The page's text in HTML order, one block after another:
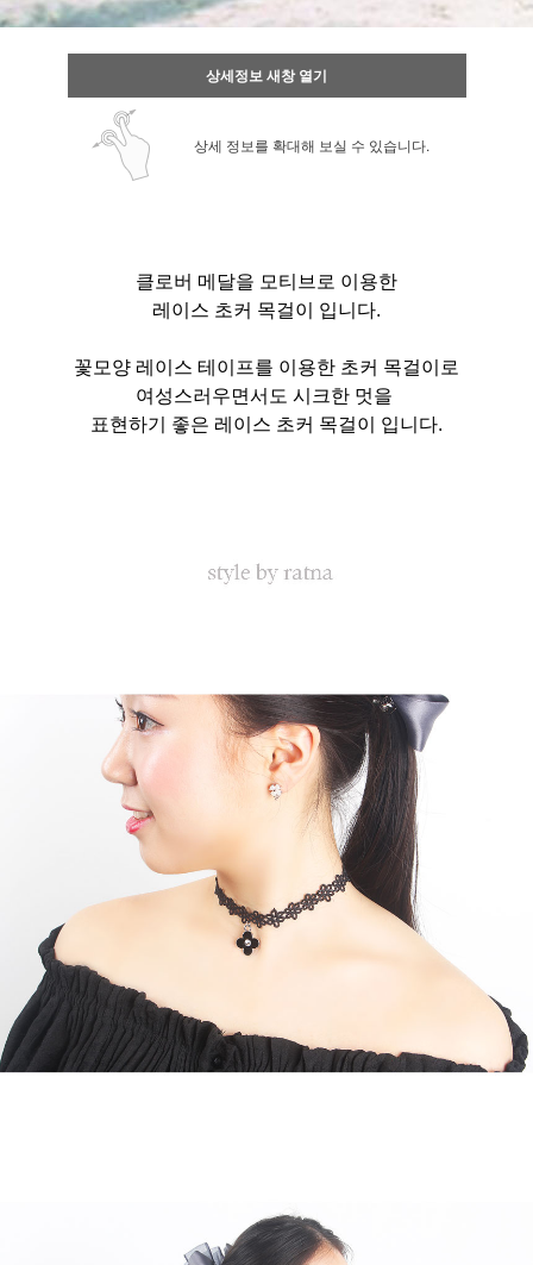
상세정보 새창 열기
상세 정보를 확대해 보실 수 있습니다.
클로버 메달을 모티브로 이용한
레이스 초커 목걸이 입니다.
꽃모양 레이스 테이프를 이용한 초커 목걸이로
여성스러우면서도 시크한 멋을
표현하기 좋은 레이스 초커 목걸이 입니다.